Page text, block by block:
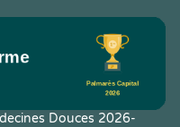
Douces 2026-